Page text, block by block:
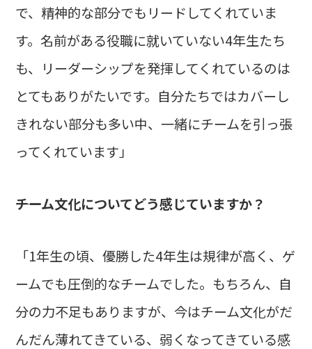
で、精神的な部分でもリードしてくれていま
す。名前がある役職に就いていない4年生たち
も、リーダーシップを発揮してくれているのは
とてもありがたいです。自分たちではカバーし
きれない部分も多い中、一緒にチームを引っ張
ってくれています」
――チーム文化についてどう感じていますか？
「1年生の頃、優勝した4年生は規律が高く、ゲ
ームでも圧倒的なチームでした。もちろん、自
分の力不足もありますが、今はチーム文化がだ
んだん薄れてきている、弱くなってきている感